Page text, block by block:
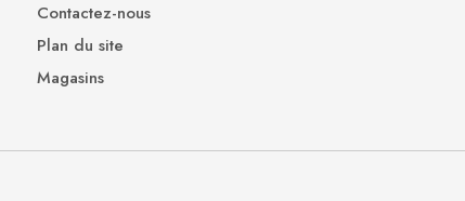
Contactez-nous
Plan du site
Magasins